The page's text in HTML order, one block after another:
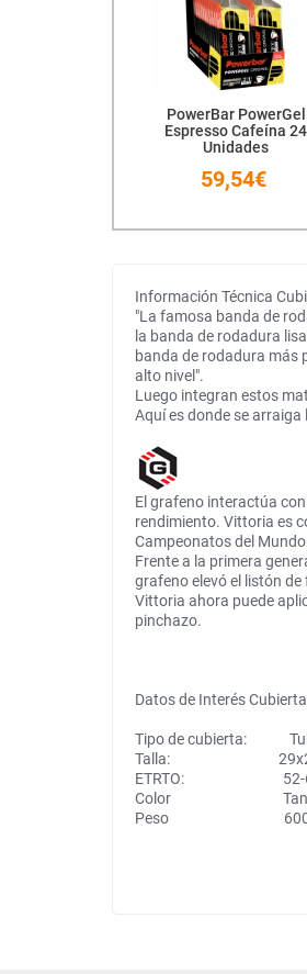
PowerBar PowerGel
Espresso Cafeína 24
Unidades
59,54€
Información Técnica
"La famosa banda de
la banda de rodadura
banda de rodadura más
alto nivel".
Luego integran estos
Aquí es donde se
El grafeno interactúa
rendimiento. Vittoria es
Campeonatos del
Frente a la primera
grafeno elevó el listón
Vittoria ahora puede
pinchazo.
Datos de Interés
Tipo de cubierta:
Talla:
ETRTO: 52-
Color
Peso